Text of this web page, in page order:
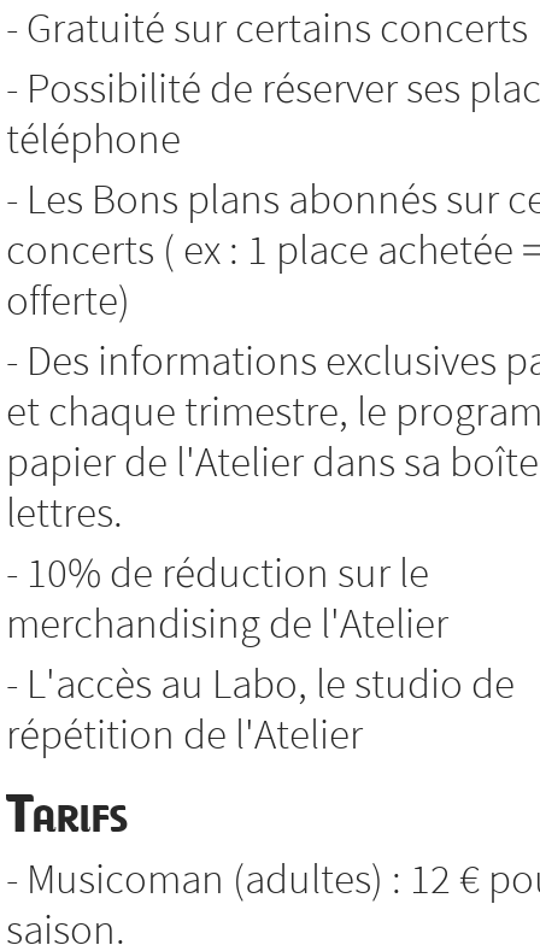
- Gratuité sur certains concerts
- Possibilité de réserver ses
téléphone
- Les Bons plans abonnés sur
concerts ( ex : 1 place achetée
offerte)
- Des informations exclusives
et chaque trimestre, le
papier de l'Atelier dans sa
lettres.
- 10% de réduction sur le
merchandising de l'Atelier
- L'accès au Labo, le studio de
répétition de l'Atelier
Tarifs
- Musicoman (adultes) : 12 €
saison.